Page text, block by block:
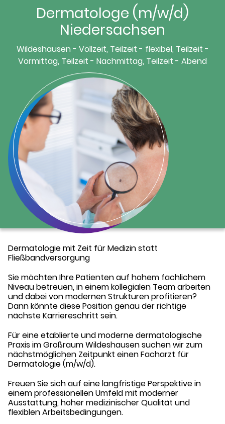
Dermatologe (m/w/d)
Niedersachsen
Wildeshausen - Vollzeit, Teilzeit - flexibel, Teilzeit -
Vormittag, Teilzeit - Nachmittag, Teilzeit - Abend
Dermatologie mit Zeit für Medizin statt
Fließbandversorgung
Sie möchten Ihre Patienten auf hohem fachlichem
Niveau betreuen, in einem kollegialen Team arbeiten
und dabei von modernen Strukturen profitieren?
Dann könnte diese Position genau der richtige
nächste Karriereschritt sein.
Für eine etablierte und moderne dermatologische
Praxis im Großraum Wildeshausen suchen wir zum
nächstmöglichen Zeitpunkt einen Facharzt für
Dermatologie (m/w/d).
Freuen Sie sich auf eine langfristige Perspektive in
einem professionellen Umfeld mit moderner
Ausstattung, hoher medizinischer Qualität und
flexiblen Arbeitsbedingungen.